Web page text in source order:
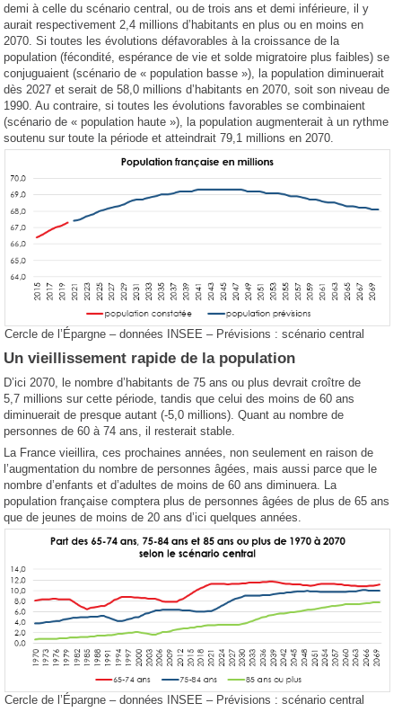
demi à celle du scénario central, ou de trois ans et demi inférieure, il y
aurait respectivement 2,4 millions d’habitants en plus ou en moins en
2070. Si toutes les évolutions défavorables à la croissance de la
population (fécondité, espérance de vie et solde migratoire plus faibles) se
conjuguaient (scénario de « population basse »), la population diminuerait
dès 2027 et serait de 58,0 millions d’habitants en 2070, soit son niveau de
1990. Au contraire, si toutes les évolutions favorables se combinaient
(scénario de « population haute »), la population augmenterait à un rythme
soutenu sur toute la période et atteindrait 79,1 millions en 2070.
Cercle de l’Épargne – données INSEE – Prévisions : scénario central
Un vieillissement rapide de la population
D’ici 2070, le nombre d’habitants de 75 ans ou plus devrait croître de
5,7 millions sur cette période, tandis que celui des moins de 60 ans
diminuerait de presque autant (-5,0 millions). Quant au nombre de
personnes de 60 à 74 ans, il resterait stable.
La France vieillira, ces prochaines années, non seulement en raison de
l’augmentation du nombre de personnes âgées, mais aussi parce que le
nombre d’enfants et d’adultes de moins de 60 ans diminuera. La
population française comptera plus de personnes âgées de plus de 65 ans
que de jeunes de moins de 20 ans d’ici quelques années.
Cercle de l’Épargne – données INSEE – Prévisions : scénario central